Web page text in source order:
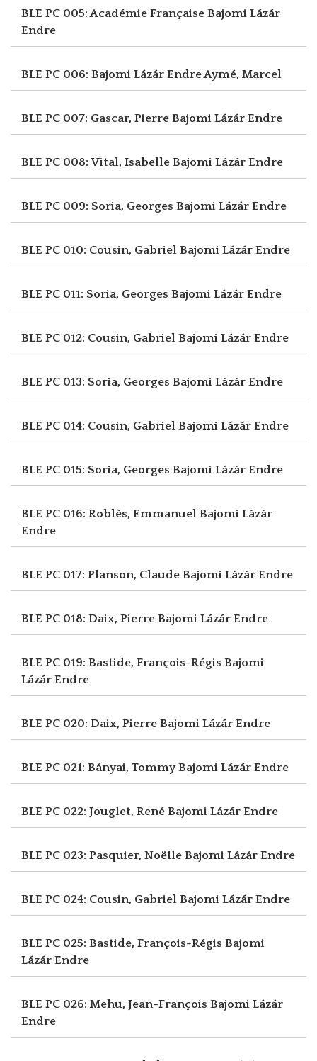
BLE PC 005: Académie Française Bajomi Lázár
Endre
BLE PC 006: Bajomi Lázár EndreAymé, Marcel
BLE PC 007: Gascar, Pierre Bajomi Lázár Endre
BLE PC 008: Vital, Isabelle Bajomi Lázár Endre
BLE PC 009: Soria, Georges Bajomi Lázár Endre
BLE PC 010: Cousin, Gabriel Bajomi Lázár Endre
BLE PC 011: Soria, Georges Bajomi Lázár Endre
BLE PC 012: Cousin, Gabriel Bajomi Lázár Endre
BLE PC 013: Soria, Georges Bajomi Lázár Endre
BLE PC 014: Cousin, Gabriel Bajomi Lázár Endre
BLE PC 015: Soria, Georges Bajomi Lázár Endre
BLE PC 016: Roblès, Emmanuel Bajomi Lázár
Endre
BLE PC 017: Planson, Claude Bajomi Lázár Endre
BLE PC 018: Daix, Pierre Bajomi Lázár Endre
BLE PC 019: Bastide, François-Régis Bajomi
Lázár Endre
BLE PC 020: Daix, Pierre Bajomi Lázár Endre
BLE PC 021: Bányai, TommyBajomi Lázár Endre
BLE PC 022: Jouglet, René Bajomi Lázár Endre
BLE PC 023: Pasquier, Noëlle Bajomi Lázár Endre
BLE PC 024: Cousin, Gabriel Bajomi Lázár Endre
BLE PC 025: Bastide, François-Régis Bajomi
Lázár Endre
BLE PC 026: Mehu, Jean-François Bajomi Lázár
Endre